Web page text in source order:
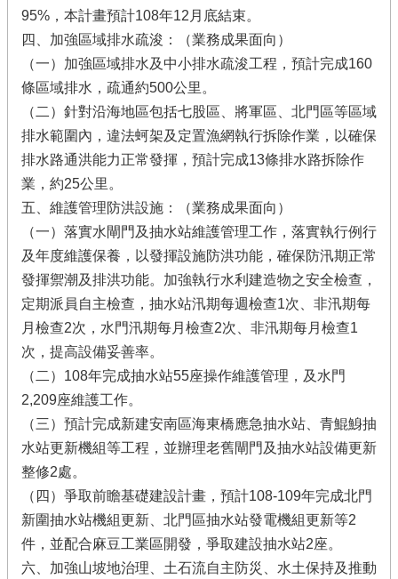
95%，本計畫預計108年12月底結束。
四、加強區域排水疏浚：（業務成果面向）
（一）加強區域排水及中小排水疏浚工程，預計完成160
條區域排水，疏通約500公里。
（二）針對沿海地區包括七股區、將軍區、北門區等區域
排水範圍內，違法蚵架及定置漁網執行拆除作業，以確保
排水路通洪能力正常發揮，預計完成13條排水路拆除作
業，約25公里。
五、維護管理防洪設施：（業務成果面向）
（一）落實水閘門及抽水站維護管理工作，落實執行例行
及年度維護保養，以發揮設施防洪功能，確保防汛期正常
發揮禦潮及排洪功能。加強執行水利建造物之安全檢查，
定期派員自主檢查，抽水站汛期每週檢查1次、非汛期每
月檢查2次，水門汛期每月檢查2次、非汛期每月檢查1
次，提高設備妥善率。
（二）108年完成抽水站55座操作維護管理，及水門
2,209座維護工作。
（三）預計完成新建安南區海東橋應急抽水站、青鯤鯓抽
水站更新機組等工程，並辦理老舊閘門及抽水站設備更新
整修2處。
（四）爭取前瞻基礎建設計畫，預計108-109年完成北門
新圍抽水站機組更新、北門區抽水站發電機組更新等2
件，並配合麻豆工業區開發，爭取建設抽水站2座。
六、加強山坡地治理、土石流自主防災、水土保持及推動